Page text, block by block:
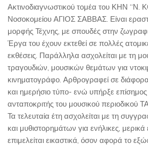
Ακτινοδιαγνωστικού τομέα του ΚΗΝ
Νοσοκομείου ΑΓΙΟΣ ΣΑΒΒΑΣ. Είναι
μορφής Τέχνης, με σπουδές στην
Έργα του έχουν εκτεθεί σε πολλές
εκθέσεις. Παράλληλα ασχολείται με τη
τραγουδιών, μουσικών θεμάτων για
κινηματογράφο. Αρθρογραφεί σε
και ημερήσιο τύπο- ενώ υπήρξε
ανταποκριτής του μουσικού περιοδικού
Τα τελευταία έτη ασχολείται με τη
και μυθιστορημάτων για ενήλικες,
επιμελείται εικαστικά, όσον αφορά το